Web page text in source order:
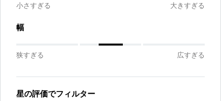
小さすぎる 大きすぎる
幅
狭すぎる 広すぎる
星の評価でフィルター